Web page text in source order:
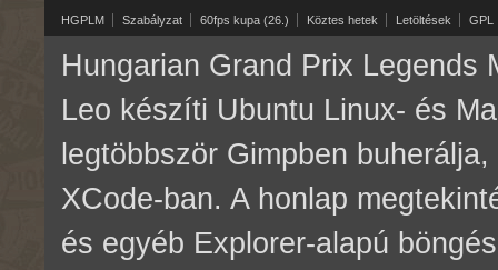
HGPLM Szabályzat 60fps kupa (26.) Köztes hetek Letöltések GPL
Hungarian Grand Prix Legends
Leo készíti Ubuntu Linux- és
legtöbbször Gimpben
XCode-ban. A honlap
és egyéb Explorer-alapú